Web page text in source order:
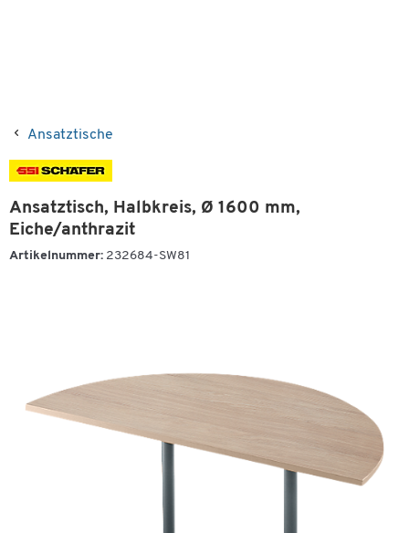
Ansatztische
Ansatztisch, Halbkreis, Ø 1600 mm,
Eiche/anthrazit
Artikelnummer: 232684-SW81